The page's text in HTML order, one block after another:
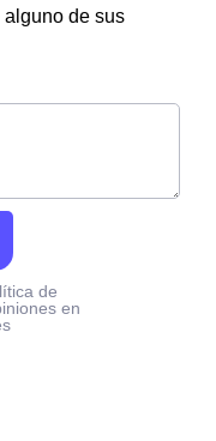
alguno de sus
de
en